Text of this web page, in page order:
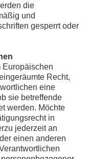
die
und
gesperrt oder
Europäischen
Recht,
eine
sie betreffende
werden. Möchte
in
jederzeit an
einen anderen